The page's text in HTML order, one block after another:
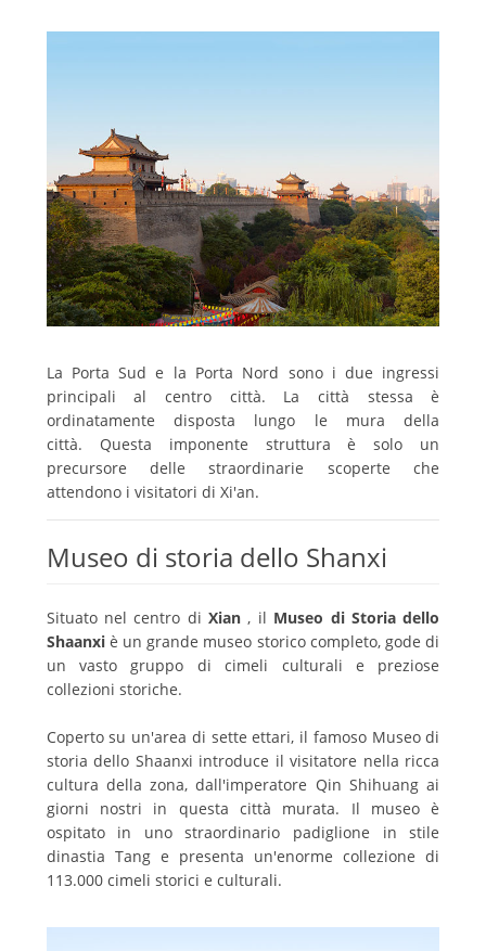
La Porta Sud e la Porta Nord sono i due ingressi
principali al centro città. La città stessa è
ordinatamente disposta lungo le mura della
città. Questa imponente struttura è solo un
precursore delle straordinarie scoperte che
attendono i visitatori di Xi'an.
Museo di storia dello Shanxi
Situato nel centro diXian , il Museo di Storia dello
Shaanxiè un grande museo storico completo, gode di
un vasto gruppo di cimeli culturali e preziose
collezioni storiche.
Coperto su un'area di sette ettari, il famoso Museo di
storia dello Shaanxi introduce il visitatore nella ricca
cultura della zona, dall'imperatore Qin Shihuang ai
giorni nostri in questa città murata. Il museo è
ospitato in uno straordinario padiglione in stile
dinastia Tang e presenta un'enorme collezione di
113.000 cimeli storici e culturali.